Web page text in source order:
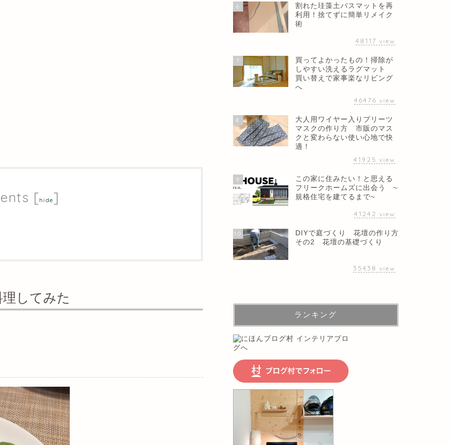
[hide]
してみた
6
割れた珪藻土バスマットを再
利用！捨てずに簡単リメイク
術
48117 view
7
買ってよかったもの！掃除が
しやすい洗えるラグマット
買い替えで家事楽なリビング
へ
46476 view
8
大人用ワイヤー入りプリーツ
マスクの作り方 市販のマス
クと変わらない使い心地で快
適！
41925 view
9
この家に住みたい！と思える
フリークホームズに出会う ~
規格住宅を建てるまで~
41242 view
10
DIYで庭づくり 花壇の作り方
その2 花壇の基礎づくり
35438 view
ランキング